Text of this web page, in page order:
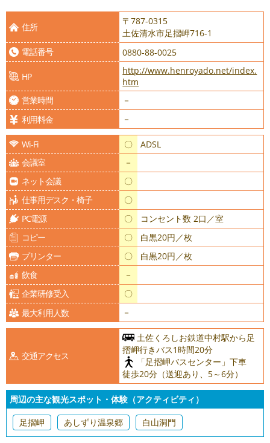
住所
〒787-0315
土佐清水市足摺岬716-1
電話番号
0880-88-0025
HP
http://www.henroyado.net/index.
htm
営業時間
－
利用料金
－
Wi-Fi 〇
ADSL
会議室
－
ネット会議
〇
仕事用デスク・椅子
〇
PC電源
〇
コンセント数 2口／室
コピー
〇
白黒20円／枚
プリンター
〇
白黒20円／枚
飲食
－
企業研修受入
〇
最大利用人数
－
交通アクセス
土佐くろしお鉄道中村駅から足
摺岬行きバス1時間20分
「足摺岬バスセンター」下車
徒歩20分（送迎あり、5～6分）
周辺の主な観光スポット・体験（アクティビティ）
足摺岬
あしずり温泉郷 白山洞門